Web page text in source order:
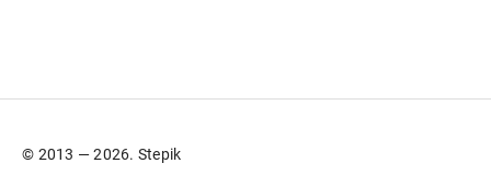
© 2013 — 2026. Stepik